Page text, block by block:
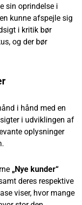
sin oprindelse i
kunne afspejle sig
i kritik bør
og der bør
i hånd med en
i udviklingen af
oplysninger
„Nye kunder“
deres respektive
viser, hvor mange